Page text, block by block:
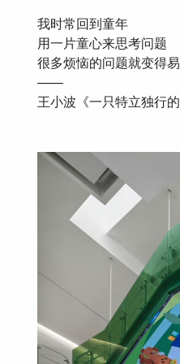
我时常回到童年
用一片童心来思考问题
很多烦恼的问题就变得
——
王小波《一只特立独行